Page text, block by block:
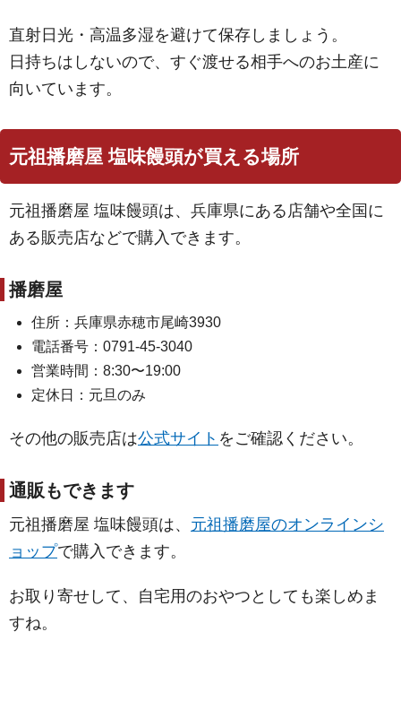
直射日光・高温多湿を避けて保存しましょう。
日持ちはしないので、すぐ渡せる相手へのお土産に
向いています。
元祖播磨屋 塩味饅頭が買える場所
元祖播磨屋 塩味饅頭は、兵庫県にある店舗や全国に
ある販売店などで購入できます。
播磨屋
住所：兵庫県赤穂市尾崎3930
電話番号：0791-45-3040
営業時間：8:30〜19:00
定休日：元旦のみ
その他の販売店は公式サイト をご確認ください。
通販もできます
元祖播磨屋 塩味饅頭は、 元祖播磨屋のオンラインシ
ョップで購入できます。
お取り寄せして、自宅用のおやつとしても楽しめま
すね。